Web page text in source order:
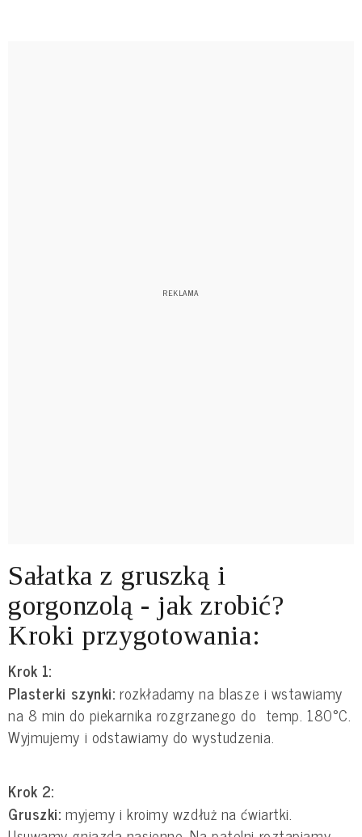
Sałatka z gruszką i
gorgonzolą - jak zrobić?
Kroki przygotowania:
Krok 1:
Plasterki szynki: rozkładamy na blasze i wstawiamy
na 8 min do piekarnika rozgrzanego do temp. 180°C.
Wyjmujemy i odstawiamy do wystudzenia.
Krok 2:
Gruszki: myjemy i kroimy wzdłuż na ćwiartki.